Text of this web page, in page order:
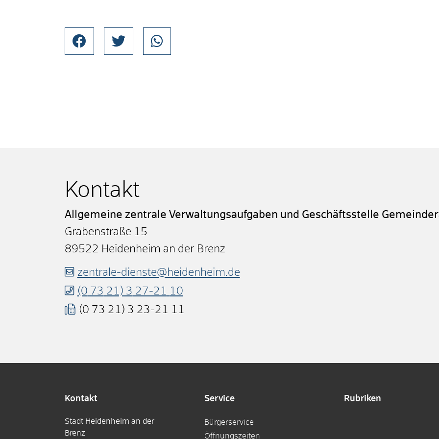
Kontakt
Allgemeine zentrale Verwaltungsaufgaben und Geschäftsstelle
Grabenstraße 15
89522 Heidenheim an der Brenz
zentrale-dienste@heidenheim.de
(0 73 21) 3 27-21 10
(0 73 21) 3 23-21 11
Kontakt
Stadt Heidenheim an der
Brenz
Service
Bürgerservice
Öffnungszeiten
Rubriken